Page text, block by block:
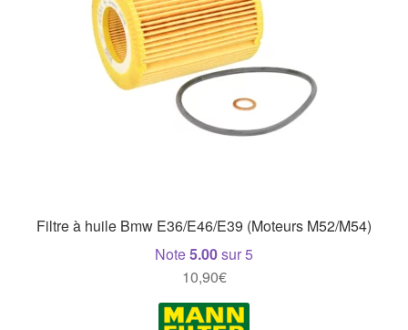
Filtre à huile Bmw E36/E46/E39 (Moteurs M52/M54)
Note5.00sur 5
10,90€